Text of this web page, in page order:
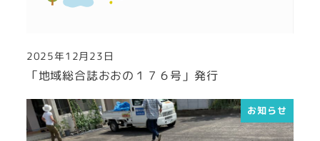
「地域総合誌おおの１７６号」発行
投稿日
2025年12月23日
お知らせ